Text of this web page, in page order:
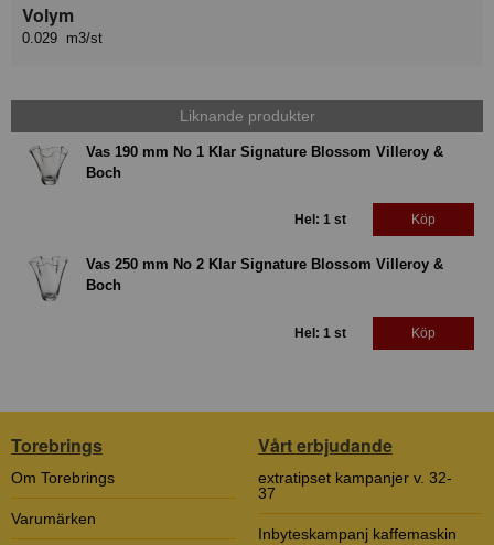
Volym
0.029 m3/st
Liknande produkter
Vas 190 mm No 1 Klar Signature Blossom Villeroy &
Boch
Hel: 1 st Köp
Vas 250 mm No 2 Klar Signature Blossom Villeroy &
Boch
Hel: 1 st Köp
Torebrings
Om Torebrings
Varumärken
Vårt erbjudande
extratipset kampanjer v. 32-
37
Inbyteskampanj kaffemaskin